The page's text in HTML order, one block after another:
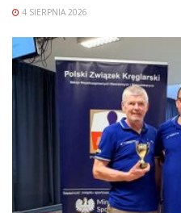
4 SIERPNIA 2026